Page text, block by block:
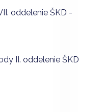
oddelenie ŠKD -
II. oddelenie ŠKD